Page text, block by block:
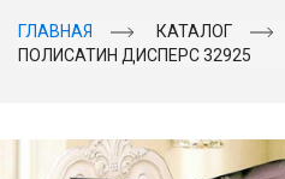
ГЛАВНАЯ КАТАЛОГ
ПОЛИСАТИН ДИСПЕРС 32925